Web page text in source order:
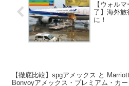
【ウォル
了】海外
に！
【徹底比較】spgアメックス と Marriott
Bonvoyアメックス・プレミアム・カー